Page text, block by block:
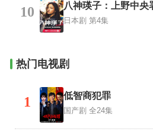
10 八神瑛子：上野中央
日本剧 第4集
热门电视剧
1 低智商犯罪
国产剧 全24集